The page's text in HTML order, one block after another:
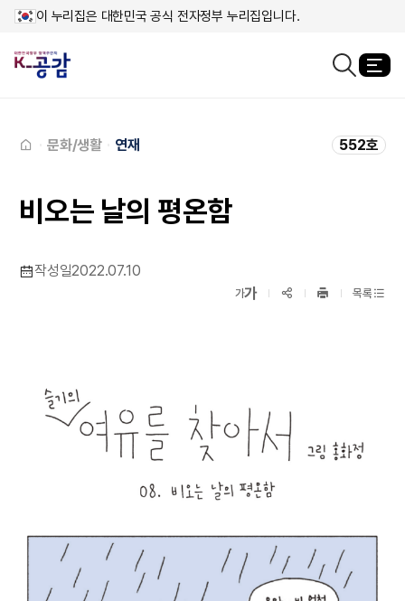
이 누리집은 대한민국 공식 전자정부 누리집입니다.
문화/생활 연재 552호
비오는 날의 평온함
작성일2022.07.10
가축소보기
가확대보기SNS공유
프린트
목록